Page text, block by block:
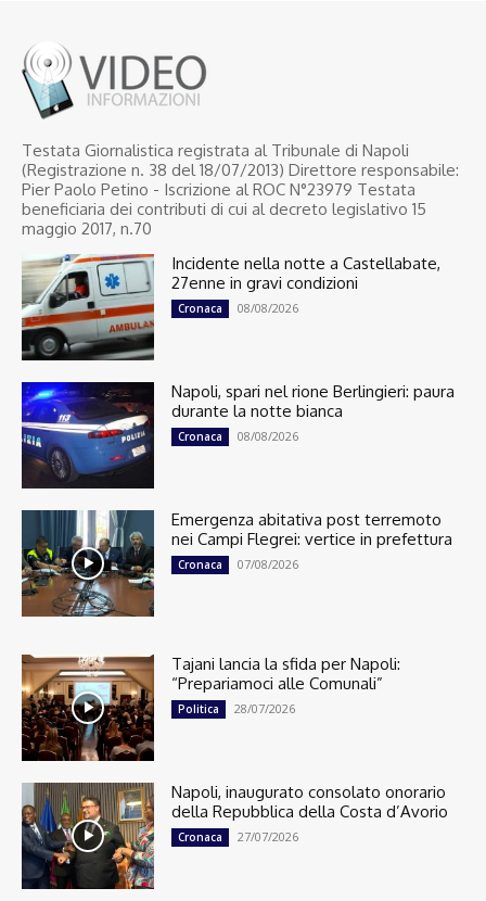
Testata Giornalistica registrata al Tribunale di Napoli
(Registrazione n. 38 del 18/07/2013) Direttore responsabile:
Pier Paolo Petino - Iscrizione al ROC N°23979 Testata
beneficiaria dei contributi di cui al decreto legislativo 15
maggio 2017, n.70
Incidente nella notte a Castellabate,
27enne in gravi condizioni
Cronaca 08/08/2026
Napoli, spari nel rione Berlingieri: paura
durante la notte bianca
Cronaca 08/08/2026
Emergenza abitativa post terremoto
nei Campi Flegrei: vertice in prefettura
Cronaca 07/08/2026
Tajani lancia la sfida per Napoli:
“Prepariamoci alle Comunali”
Politica 28/07/2026
Napoli, inaugurato consolato onorario
della Repubblica della Costa d’Avorio
Cronaca 27/07/2026